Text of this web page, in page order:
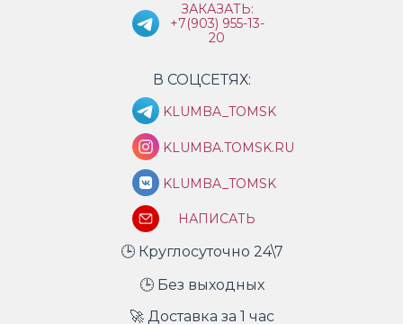
ЗАКАЗАТЬ:
+7(903) 955-13-
20
В СОЦСЕТЯХ:
KLUMBA_TOMSK
KLUMBA.TOMSK.RU
KLUMBA_TOMSK
НАПИСАТЬ
🕒 Круглосуточно 24\7
🕒 Без выходных
🚀 Доставка за 1 час